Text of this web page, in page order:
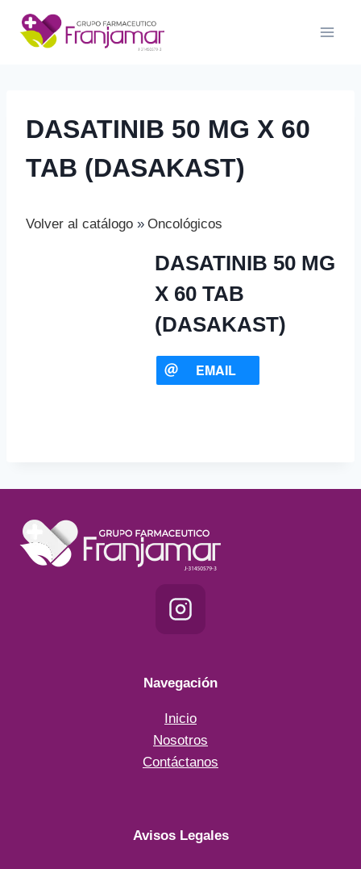
Saltar
contenido
DASATINIB 50 MG X 60
TAB (DASAKAST)
Volver al catálogo Oncológicos
DASATINIB 50 MG
X 60 TAB
(DASAKAST)
EMAIL
Navegación
Inicio
Nosotros
Contáctanos
Avisos Legales